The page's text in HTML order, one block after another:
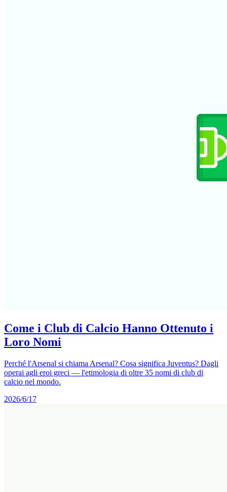
Come i Club di Calcio Hanno Ottenuto i
Loro Nomi
Perché l'Arsenal si chiama Arsenal? Cosa significa Juventus? Dagli
operai agli eroi greci — l'etimologia di oltre 35 nomi di club di
calcio nel mondo.
2026/6/17